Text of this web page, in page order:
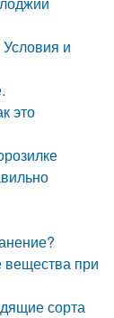
Условия и
это
вещества при
сорта